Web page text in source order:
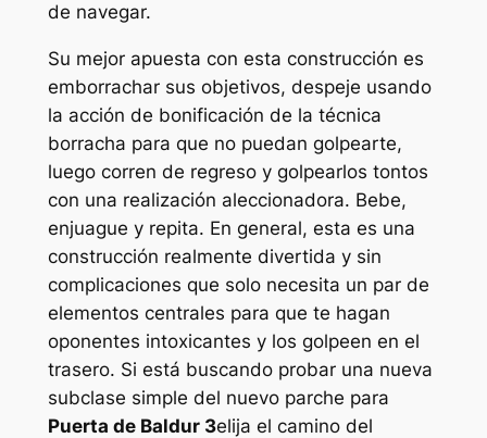
de navegar.
Su mejor apuesta con esta construcción es
emborrachar sus objetivos, despeje usando
la acción de bonificación de la técnica
borracha para que no puedan golpearte,
luego corren de regreso y golpearlos tontos
con una realización aleccionadora. Bebe,
enjuague y repita. En general, esta es una
construcción realmente divertida y sin
complicaciones que solo necesita un par de
elementos centrales para que te hagan
oponentes intoxicantes y los golpeen en el
trasero. Si está buscando probar una nueva
subclase simple del nuevo parche para
Puerta de Baldur 3elija el camino del